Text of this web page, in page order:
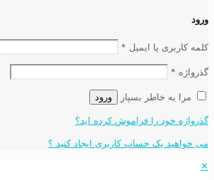
ورود
کلمه کاربری یا ایمیل *
گذرواژه *
مرا به خاطر بسپار ورود
گذرواژه خود را فراموش کرده اید؟
می خواهید یک حساب کاربری ایجاد کنید ؟
✕